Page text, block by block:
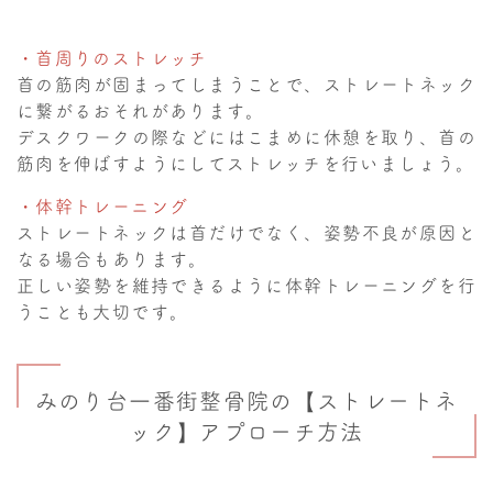
・首周りのストレッチ
首の筋肉が固まってしまうことで、ストレートネック
に繋がるおそれがあります。
デスクワークの際などにはこまめに休憩を取り、首の
筋肉を伸ばすようにしてストレッチを行いましょう。
・体幹トレーニング
ストレートネックは首だけでなく、姿勢不良が原因と
なる場合もあります。
正しい姿勢を維持できるように体幹トレーニングを行
うことも大切です。
みのり台一番街整骨院の【ストレートネ
ック】アプローチ方法